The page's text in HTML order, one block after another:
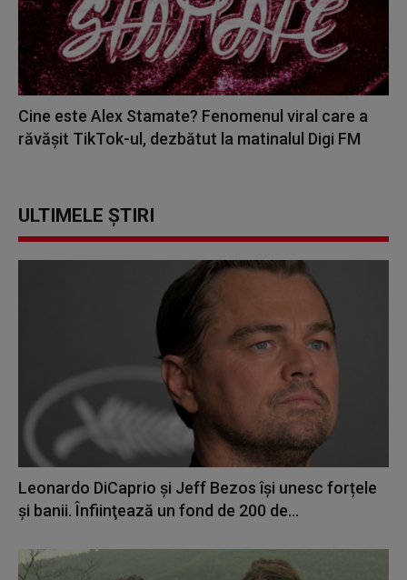
Cine este Alex Stamate? Fenomenul viral care a
răvășit TikTok-ul, dezbătut la matinalul Digi FM
ULTIMELE ȘTIRI
Leonardo DiCaprio şi Jeff Bezos își unesc forțele
și banii. Înfiinţează un fond de 200 de...